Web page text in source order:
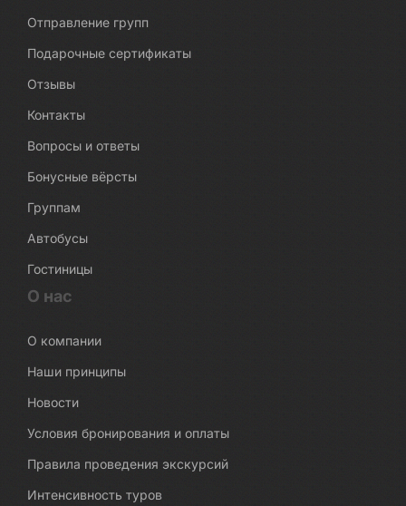
Отправление групп
Подарочные сертификаты
Отзывы
Контакты
Вопросы и ответы
Бонусные вёрсты
Группам
Автобусы
Гостиницы
О нас
О компании
Наши принципы
Новости
Условия бронирования и оплаты
Правила проведения экскурсий
Интенсивность туров